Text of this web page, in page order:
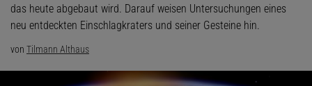
das heute abgebaut wird. Darauf weisen Untersuchungen eines
neu entdeckten Einschlagkraters und seiner Gesteine hin.
von Tilmann Althaus